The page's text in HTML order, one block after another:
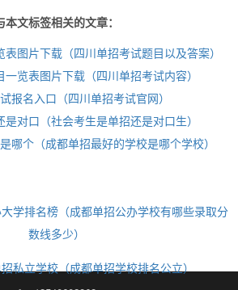
本文标签相关的文章：
图片下载（四川单招考试题目以及答案）
览表图片下载（四川单招考试内容）
报名入口（四川单招考试官网）
对口（社会考生是单招还是对口生）
哪个（成都单招最好的学校是哪个学校）
学排名榜（成都单招公办学校有哪些录取分
数线多少）
私立学校（成都单招学校排名公立）